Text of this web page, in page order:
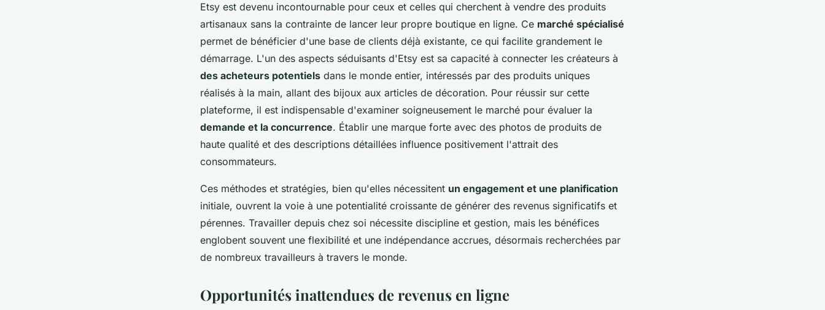
Etsy est devenu incontournable pour ceux et celles qui cherchent à vendre des produits
artisanaux sans la contrainte de lancer leur propre boutique en ligne. Ce marché spécialisé
permet de bénéficier d'une base de clients déjà existante, ce qui facilite grandement le
démarrage. L'un des aspects séduisants d'Etsy est sa capacité à connecter les créateurs à
des acheteurs potentiels dans le monde entier, intéressés par des produits uniques
réalisés à la main, allant des bijoux aux articles de décoration. Pour réussir sur cette
plateforme, il est indispensable d'examiner soigneusement le marché pour évaluer la
demande et la concurrence. Établir une marque forte avec des photos de produits de
haute qualité et des descriptions détaillées influence positivement l'attrait des
consommateurs.
Ces méthodes et stratégies, bien qu'elles nécessitent un engagement et une planification
initiale, ouvrent la voie à une potentialité croissante de générer des revenus significatifs et
pérennes. Travailler depuis chez soi nécessite discipline et gestion, mais les bénéfices
englobent souvent une flexibilité et une indépendance accrues, désormais recherchées par
de nombreux travailleurs à travers le monde.
Opportunités inattendues de revenus en ligne